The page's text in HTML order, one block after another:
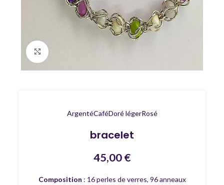
ArgentéCaféDoré légerRosé
bracelet
45,00€
Composition : 16 perles de verres, 96 anneaux